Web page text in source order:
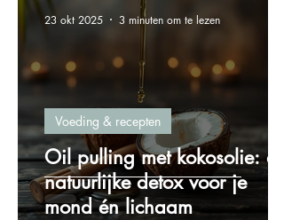
Oil pulling met kokosolie: de
natuurlijke detox voor je
mond én lichaam
Voeding & recepten
23 okt 2025 3 minuten om te lezen